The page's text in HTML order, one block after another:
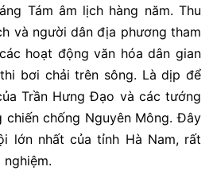
Tám âm lịch hàng năm. Thu
và người dân địa phương tham
hoạt động văn hóa dân gian
bơi chải trên sông. Là dịp để
Trần Hưng Đạo và các tướng
chống Nguyên Mông. Đây
lớn nhất của tỉnh Hà Nam, rất